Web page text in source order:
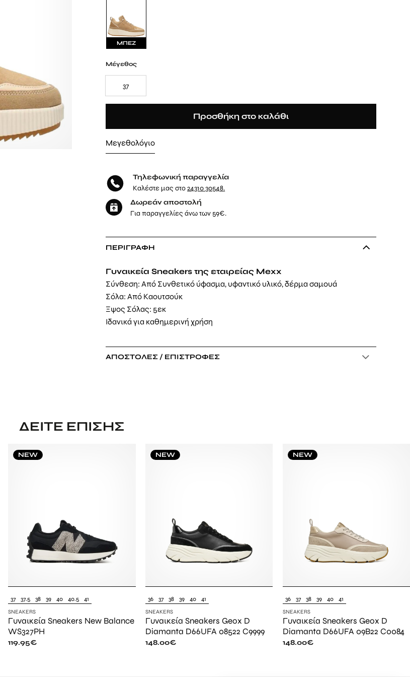
ΜΠΕΖ
Μέγεθος
37
Προσθήκη στο καλάθι
Μεγεθολόγιο
Τηλεφωνική παραγγελία
Καλέστε μας στο24310 30548.
Δωρεάν αποστολή
Για παραγγελίες άνω των 59€.
ΠΕΡΙΓΡΑΦΉ
Γυναικεία Sneakers της εταιρείας Mexx
Σύνθεση: Από Συνθετικό ύφασμα, υφαντικό υλικό, δέρμα σαμουά
Σόλα: Από Καουτσούκ
Ξψος Σόλας: 5εκ
Ιδανικά για καθημερινή χρήση
ΑΠΟΣΤΟΛΈΣ / ΕΠΙΣΤΡΟΦΈΣ
ΔΕΊΤΕ ΕΠΊΣΗΣ
NEW
37 37.5 38 39 40 40.5 41
SNEAKERS
Γυναικεία Sneakers New Balance
WS327PH
119.95€
NEW
36 37 38 39 40 41
SNEAKERS
Γυναικεία Sneakers Geox D
Diamanta D66UFA 08522 C9999
148.00€
NEW
36 37 38 39 40 41
SNEAKERS
Γυναικεία Sneakers Geox D
Diamanta D66UFA 09B22 C0084
148.00€